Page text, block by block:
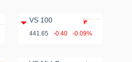
VS 100
441.65 -0.40 -0.09%